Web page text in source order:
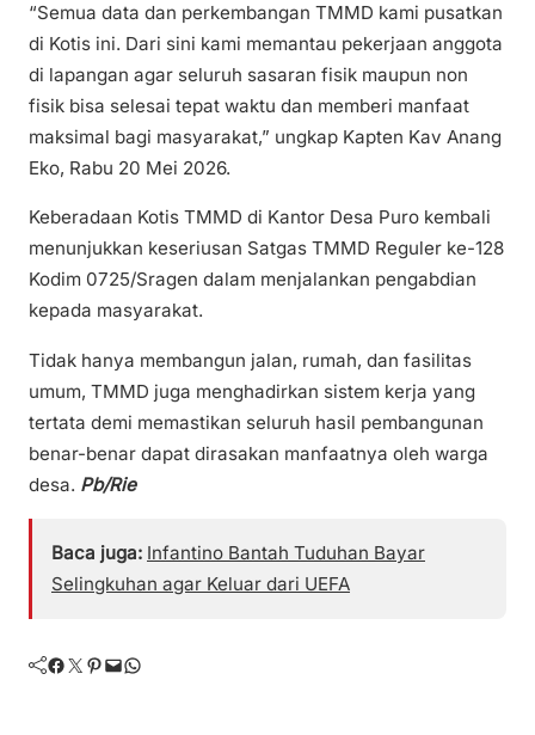
“Semua data dan perkembangan TMMD kami pusatkan
di Kotis ini. Dari sini kami memantau pekerjaan anggota
di lapangan agar seluruh sasaran fisik maupun non
fisik bisa selesai tepat waktu dan memberi manfaat
maksimal bagi masyarakat,” ungkap Kapten Kav Anang
Eko, Rabu 20 Mei 2026.
Keberadaan Kotis TMMD di Kantor Desa Puro kembali
menunjukkan keseriusan Satgas TMMD Reguler ke-128
Kodim 0725/Sragen dalam menjalankan pengabdian
kepada masyarakat.
Tidak hanya membangun jalan, rumah, dan fasilitas
umum, TMMD juga menghadirkan sistem kerja yang
tertata demi memastikan seluruh hasil pembangunan
benar-benar dapat dirasakan manfaatnya oleh warga
desa. Pb/Rie
Baca juga: Infantino Bantah Tuduhan Bayar
Selingkuhan agar Keluar dari UEFA
Facebook Twitter Pinterest Mail WhatsApp